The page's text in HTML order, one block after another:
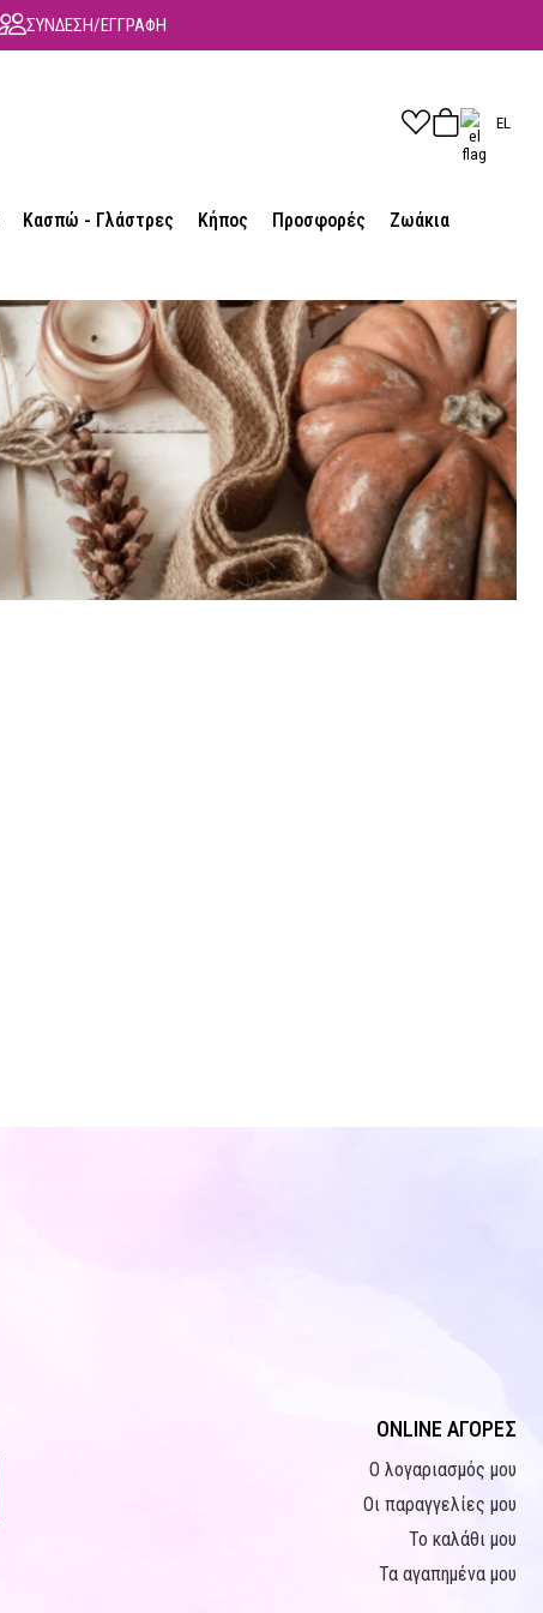
ΣΥΝΔΕΣΗ/ΕΓΓΡΑΦΗ
EL
Κασπώ - Γλάστρες Κήπος Προσφορές Ζωάκια
ONLINE ΑΓΟΡΕΣ
Ο λογαριασμός μου
Οι παραγγελίες μου
Το καλάθι μου
Τα αγαπημένα μου